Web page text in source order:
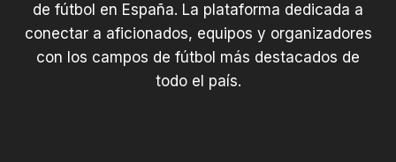
de fútbol en España. La plataforma dedicada a
conectar a aficionados, equipos y organizadores
con los campos de fútbol más destacados de
todo el país.